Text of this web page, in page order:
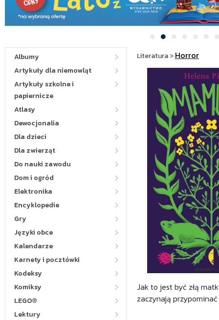
Albumy
Artykuły dla niemowląt
Artykuły szkolne i
papiernicze
Atlasy
Dewocjonalia
Dla dzieci
Dla zwierząt
Do nauki zawodu
Dom i ogród
Elektronika
Encyklopedie
Gry
Języki obce
Kalendarze
Karnety i pocztówki
Kodeksy
Komiksy
LEGO®
Lektury
Literatura>Horror
Jak to jest być złą
zaczynają